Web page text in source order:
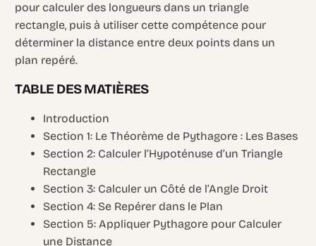
pour calculer des longueurs dans un triangle
rectangle, puis à utiliser cette compétence pour
déterminer la distance entre deux points dans un
plan repéré.
TABLE DES MATIÈRES
Introduction
Section 1: Le Théorème de Pythagore : Les Bases
Section 2: Calculer l’Hypoténuse d’un Triangle
Rectangle
Section 3: Calculer un Côté de l’Angle Droit
Section 4: Se Repérer dans le Plan
Section 5: Appliquer Pythagore pour Calculer
une Distance